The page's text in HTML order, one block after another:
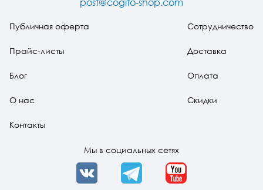
Публичная оферта
Прайс-листы
Блог
О нас
Контакты
Сотрудничество
Доставка
Оплата
Скидки
Мы в социальных сетях
VK Telegram YouTube